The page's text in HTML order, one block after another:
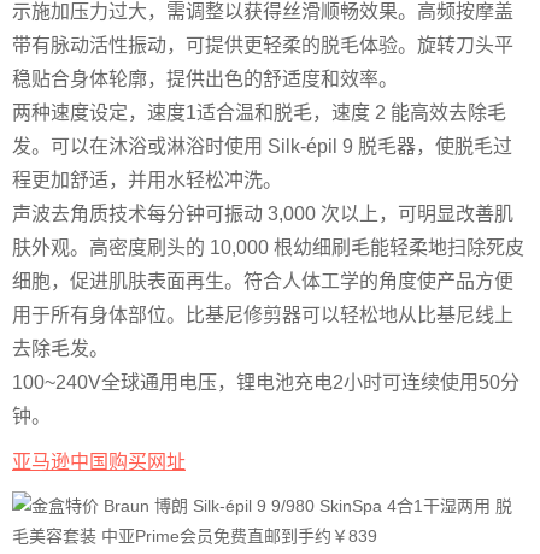
示施加压力过大，需调整以获得丝滑顺畅效果。高频按摩盖
带有脉动活性振动，可提供更轻柔的脱毛体验。旋转刀头平
稳贴合身体轮廓，提供出色的舒适度和效率。
两种速度设定，速度1适合温和脱毛，速度 2 能高效去除毛
发。可以在沐浴或淋浴时使用 Silk-épil 9 脱毛器，使脱毛过
程更加舒适，并用水轻松冲洗。
声波去角质技术每分钟可振动 3,000 次以上，可明显改善肌
肤外观。高密度刷头的 10,000 根幼细刷毛能轻柔地扫除死皮
细胞，促进肌肤表面再生。符合人体工学的角度使产品方便
用于所有身体部位。比基尼修剪器可以轻松地从比基尼线上
去除毛发。
100~240V全球通用电压，锂电池充电2小时可连续使用50分
钟。
亚马逊中国购买网址